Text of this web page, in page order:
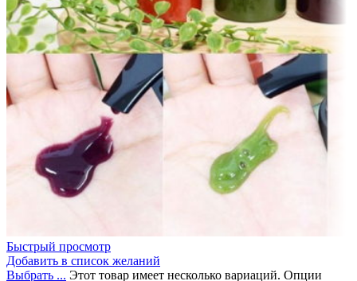
Быстрый просмотр
Добавить в список желаний
Выбрать ... Этот товар имеет несколько вариаций. Опции